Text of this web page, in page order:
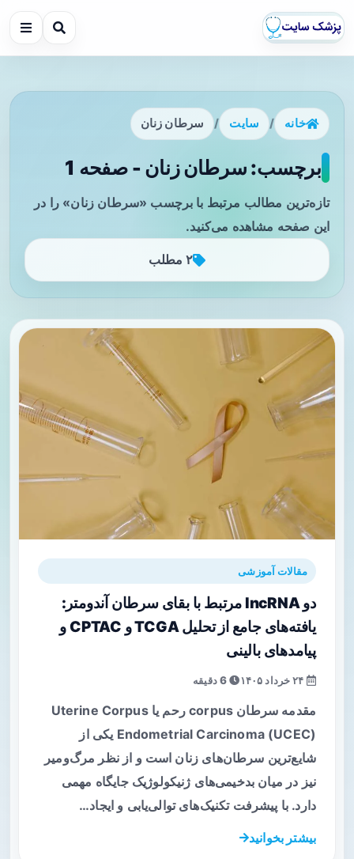
خانه / سایت / سرطان زنان
برچسب: سرطان زنان - صفحه 1
تازه‌ترین مطالب مرتبط با برچسب «سرطان زنان» را در
این صفحه مشاهده می‌کنید.
۲ مطلب
مقالات آموزشی
دو lncRNA مرتبط با بقای سرطان آندومتر:
یافته‌های جامع از تحلیل TCGA و CPTAC و
پیامدهای بالینی
6 دقیقه
مقدمه سرطان corpus رحم یا Uterine Corpus
Endometrial Carcinoma (UCEC) یکی از
شایع‌ترین سرطان‌های زنان است و از نظر مرگ‌ومیر
نیز در میان بدخیمی‌های ژنیکولوژیک جایگاه مهمی
دارد. با پیشرفت تکنیک‌های توالی‌یابی و ایجاد…
بیشتر بخوانید